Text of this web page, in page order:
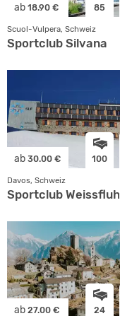
ab 18.90 € 85
Scuol-Vulpera, Schweiz
Sportclub Silvana
ab 30.00 € 100
Davos, Schweiz
Sportclub Weissfluh
ab 27.00 € 24